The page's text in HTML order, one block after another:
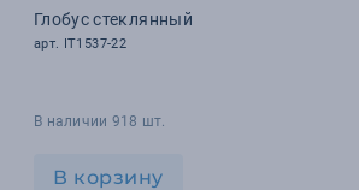
Глобус стеклянный
арт. IT1537-22
В наличии 918 шт.
В корзину